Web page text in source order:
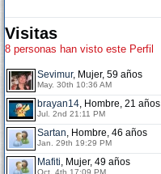
Visitas
8 personas han visto este Perfil
Sevimur, Mujer, 59 años
May. 30th 10:36 AM
brayan14, Hombre, 21 años
Jul. 2nd 21:11 PM
Sartan, Hombre, 46 años
Jan. 29th 19:29 PM
Mafiti, Mujer, 49 años
Oct. 4th 17:09 PM